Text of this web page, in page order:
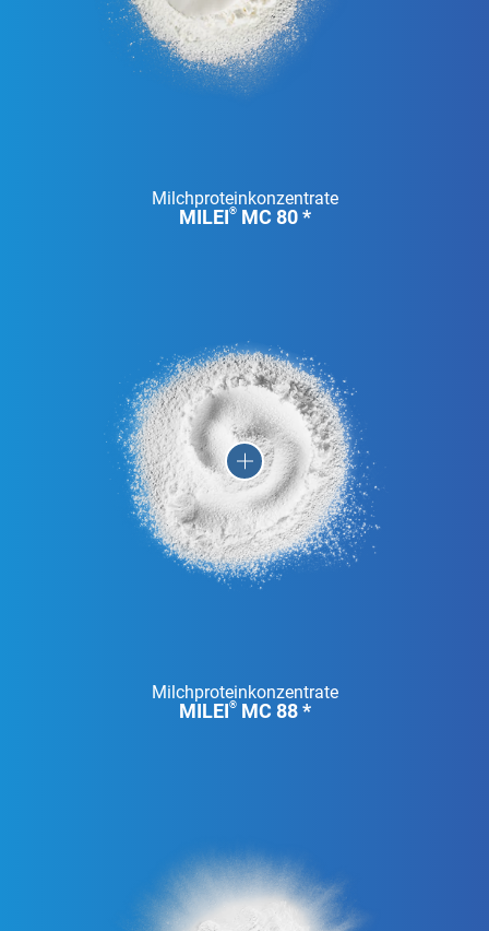
Milchproteinkonzentrate
MILEI®MC 80 *
Milchproteinkonzentrate
MILEI®MC 88 *